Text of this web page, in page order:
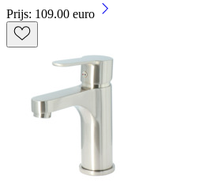
Prijs: 109.00 euro